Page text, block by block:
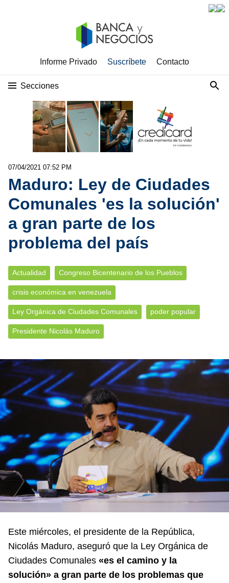
Informe Privado Suscríbete Contacto
Secciones
07/04/2021 07:52 PM
Maduro: Ley de Ciudades
Comunales 'es la solución'
a gran parte de los
problema del país
Actualidad Congreso Bicentenario de los Pueblos
crisis económica en venezuela
Ley Orgánica de Ciudades Comunales poder popular
Presidente Nicolás Maduro
Este miércoles, el presidente de la República,
Nicolás Maduro, aseguró que la Ley Orgánica de
Ciudades Comunales «es el camino y la
solución» a gran parte de los problemas que